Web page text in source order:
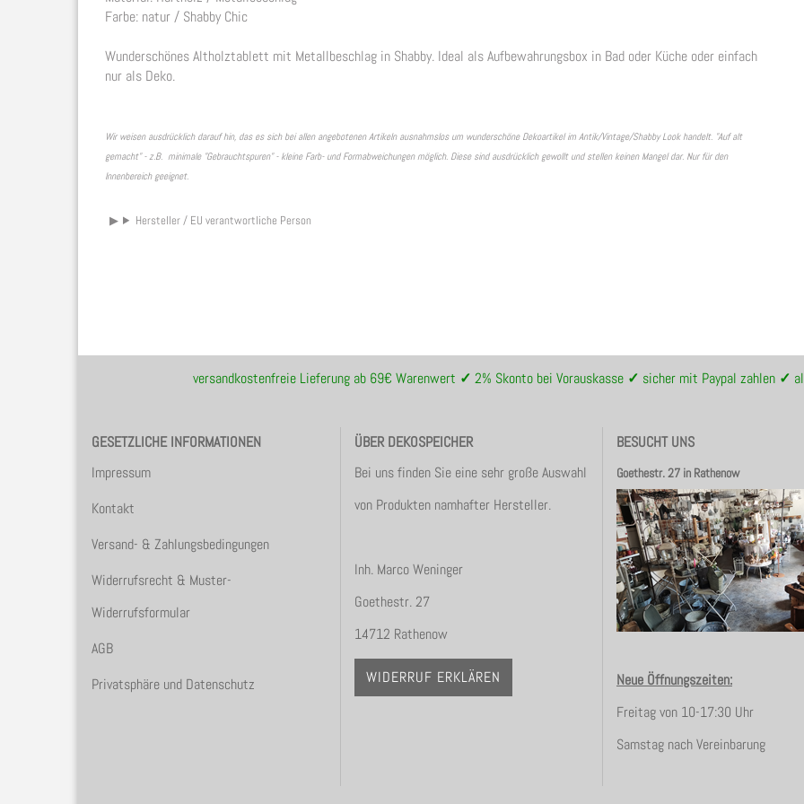
Farbe: natur / Shabby Chic
Wunderschönes Altholztablett mit Metallbeschlag in Shabby. Ideal als Aufbewahrungsbox in Bad oder Küche oder einfach
nur als Deko.
Wir weisen ausdrücklich darauf hin, das es sich bei allen angebotenen Artikeln ausnahmslos um wunderschöne Dekoartikel im Antik/Vintage/Shabby Look handelt. "Auf alt
gemacht" - z.B. minimale "Gebrauchtspuren" - kleine Farb- und Formabweichungen möglich. Diese sind ausdrücklich gewollt und stellen keinen Mangel dar. Nur für den
Innenbereich geeignet.
Hersteller / EU verantwortliche Person
versandkostenfreie Lieferung ab 69€ Warenwert ✓ 2% Skonto bei Vorauskasse ✓ sicher mit Paypal zahlen ✓
GESETZLICHE INFORMATIONEN
Impressum
Kontakt
Versand- & Zahlungsbedingungen
Widerrufsrecht & Muster-
Widerrufsformular
AGB
Privatsphäre und Datenschutz
ÜBER DEKOSPEICHER
Bei uns finden Sie eine sehr große Auswahl
von Produkten namhafter Hersteller.
Inh. Marco Weninger
Goethestr. 27
14712 Rathenow
WIDERRUF ERKLÄREN
BESUCHT UNS
Goethestr. 27 in Rathenow
Neue Öffnungszeiten:
Freitag von 10-17:30 Uhr
Samstag nach Vereinbarung